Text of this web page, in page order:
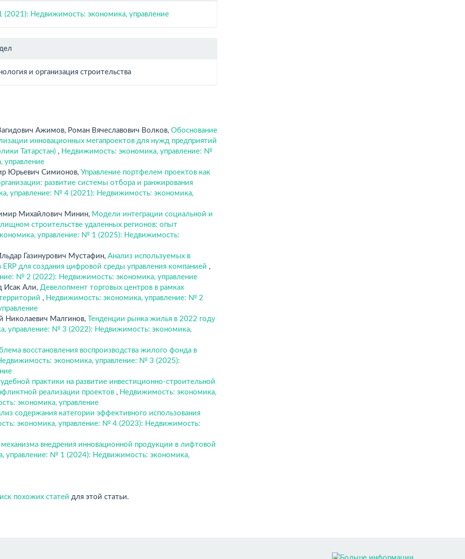
Недвижимость: экономика, управление
и организация строительства
Ажимов, Роман Вячеславович Волков, Обоснование
инновационных мегапроектов для нужд предприятий
Татарстан) , Недвижимость: экономика, управление: №
управление
Юрьевич Симионов, Управление портфелем проектов как
развитие системы отбора и ранжирования
управление: № 4 (2021): Недвижимость: экономика,
Михайлович Минин, Модели интеграции социальной и
строительстве удаленных регионов: опыт
управление: № 1 (2025): Недвижимость:
Газинурович Мустафин, Анализ используемых в
для создания цифровой среды управления компанией ,
№ 2 (2022): Недвижимость: экономика, управление
Исак Али, Девелопмент торговых центров в рамках
, Недвижимость: экономика, управление: № 2
Николаевич Малгинов,
Тенденции рынка жилья в 2022 году
управление: № 3 (2022): Недвижимость: экономика,
восстановления воспроизводства жилого фонда в
экономика, управление: № 3 (2025):
практики на развитие инвестиционно-строительной
реализации проектов , Недвижимость: экономика,
экономика, управление
содержания категории эффективного использования
экономика, управление: № 4 (2023): Недвижимость:
внедрения инновационной продукции в лифтовой
управление: № 1 (2024): Недвижимость: экономика,
похожих статей для этой статьи.